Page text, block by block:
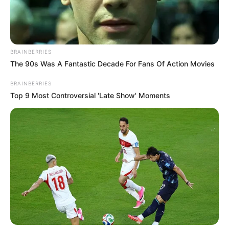
Sabonete de Enxofre para Espinhas – Aprenda
Como Fazer
BRAINBERRIES
The 90s Was A Fantastic Decade For Fans Of Action Movies
BRAINBERRIES
Top 9 Most Controversial 'Late Show' Moments